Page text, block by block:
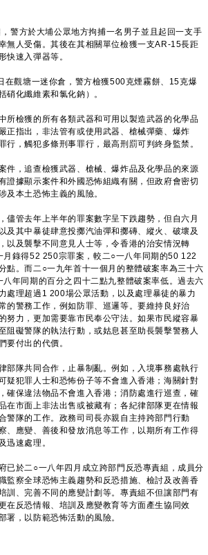
警方於大埔公眾地方拘捕一名男子並且起回一支手
無人受傷。其後在其相關單位檢獲一支AR-15長距
快速入彈器等。
在觀塘一迷你倉，警方檢獲500克煙霧餅、15克爆
硝化纖維素和氯化鈉）。
檢獲的所有各類武器和可用以製造武器的化學品
正指出，非法管有或使用武器、槍械彈藥、爆炸
行，觸犯多條刑事罪行，最高刑罰可判終身監禁。
，追查檢獲武器、槍械、爆炸品及化學品的來源
證據顯示案件和外國恐怖組織有關，但政府會密切
及本土恐怖主義的風險。
儘管去年上半年的罪案數字呈下跌趨勢，但自六月
及其中暴徒肆意投擲汽油彈和擲磚、縱火、破壞及
以及襲擊不同意見人士等，令香港的治安情況轉
月錄得52 250宗罪案，較二○一八年同期的50 122
點。而二○一九年首十一個月的整體破案率為三十六
年同期的百分之四十二點九整體破案率低。過去六
處理超過1 200場公眾活動，以及處理暴徒的暴力
的警務工作，例如防罪、巡邏等。要維持良好治
努力，更加需要靠市民奉公守法。如果市民縱容暴
阻礙警隊的執法行動，或姑息甚至助長襲擊警務人
要付出的代價。
隊共同合作，止暴制亂。例如，入境事務處執行
疑犯罪人士和恐怖份子等不會進入香港；海關針對
確保違法物品不會進入香港；消防處進行巡查，確
在市面上非法出售或被藏有；各紀律部隊更在情報
警隊的工作。政務司司長亦親自主持跨部門行動
、應變、善後和發放消息等工作，以期所有工作得
迅速處理。
於二○一八年四月成立跨部門反恐專責組，成員分
監察全球恐怖主義趨勢和反恐措施、檢討及改善香
訓、完善不同的應變計劃等。專責組不但讓部門有
在反恐情報、培訓及應變教育等方面產生協同效
署，以防範恐怖活動的風險。